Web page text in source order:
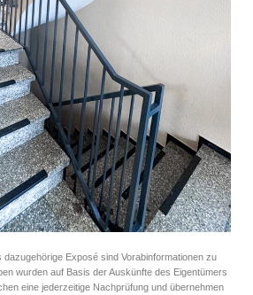
dazugehörige Exposé sind Vorabinformationen zu
wurden auf Basis der Auskünfte des Eigentümers
eine jederzeitige Nachprüfung und übernehmen